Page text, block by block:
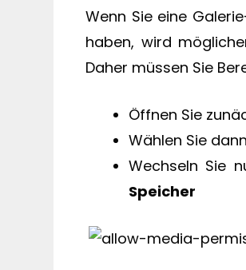
Wenn Sie eine
haben, wird
Daher müssen Sie
Öffnen Sie
Wählen Sie dann
Wechseln Sie
Speicher